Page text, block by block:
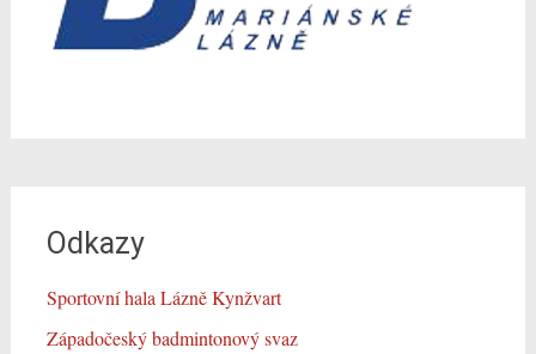
Odkazy
Sportovní hala Lázně Kynžvart
Západočeský badmintonový svaz